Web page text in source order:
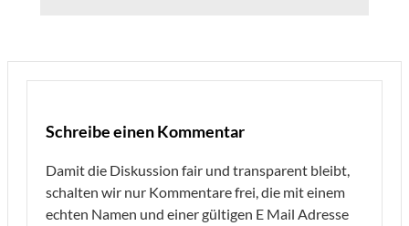
Schreibe einen Kommentar
Damit die Diskussion fair und transparent bleibt,
schalten wir nur Kommentare frei, die mit einem
echten Namen und einer gültigen E Mail Adresse